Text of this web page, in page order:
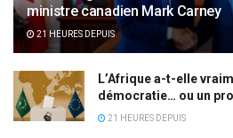
ministre canadien Mark Carney
21 HEURES DEPUIS
L’Afrique a-t-elle
démocratie… ou un
21 HEURES DEPUIS